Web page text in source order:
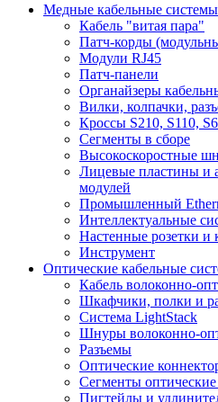
Медные кабельные системы
Кабель "витая пара"
Патч-корды
Модули RJ45
Патч-панели
Органайзеры
Вилки, колпачки,
Кроссы S210, S110,
Сегменты в сборе
Высокоскоростные
Лицевые пластины и
модулей
Промышленный
Интеллектуальные
Настенные розетки и
Инструмент
Оптические кабельные
Кабель волоконно-
Шкафчики, полки и
Система LightStack
Шнуры волоконно-
Разъемы
Оптические
Сегменты оптические
Пигтейлы и